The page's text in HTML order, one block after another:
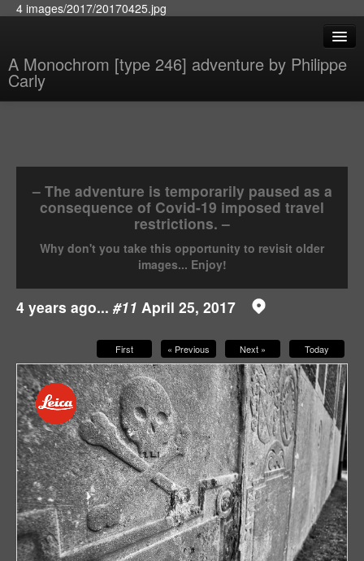
4 images/2017/20170425.jpg
A Monochrom [type 246] adventure by Philippe
Carly
– The adventure is temporarily paused as a
consequence of Covid-19 imposed travel
restrictions. –
Why don't you take this opportunity to revisit older
images... Enjoy!
4 years ago... #11 April 25, 2017
First « Previous Next » Today